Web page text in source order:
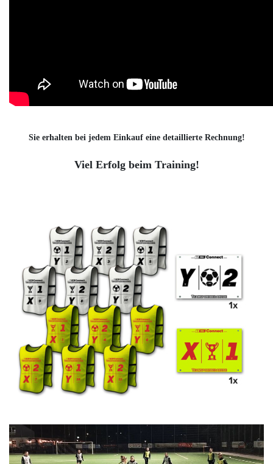
Sie erhalten bei jedem Einkauf eine detaillierte Rechnung!
Viel Erfolg beim Training!